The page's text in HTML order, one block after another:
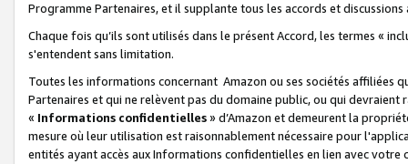
Programme Partenaires, et il supplante tous les accords et discussions
Chaque fois qu’ils sont utilisés dans le présent Accord, les termes «
s'entendent sans limitation.
Toutes les informations concernant Amazon ou ses sociétés affiliées
Partenaires et qui ne relèvent pas du domaine public, ou qui
« Informations confidentielles» d’Amazon et demeurent la
mesure où leur utilisation est raisonnablement nécessaire pour
entités ayant accès aux Informations confidentielles en lien avec